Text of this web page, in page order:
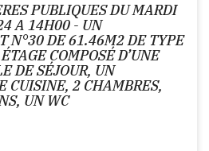
PUBLIQUES DU MARDI
A 14H00 - UN
N°30 DE 61.46M2 DE TYPE
COMPOSÉ D’UNE
DE SÉJOUR, UN
CUISINE, 2 CHAMBRES,
UN WC